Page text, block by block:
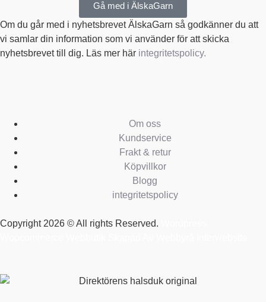
Gå med i ÄlskaGarn
Om du går med i nyhetsbrevet ÄlskaGarn så godkänner du att
vi samlar din information som vi använder för att skicka
nyhetsbrevet till dig. Läs mer här integritetspolicy.
Om oss
Kundservice
Frakt & retur
Köpvillkor
Blogg
integritetspolicy
Copyright 2026 © All rights Reserved.